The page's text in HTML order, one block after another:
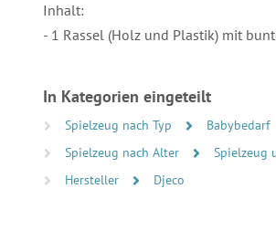
Inhalt:
- 1 Rassel (Holz und Plastik) mit
In Kategorien eingeteilt
Spielzeug nach Typ Babybedarf
Spielzeug nach Alter
Spielzeug
Hersteller
Djeco